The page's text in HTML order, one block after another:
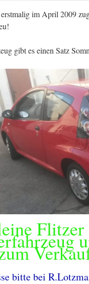
im April 2009
gibt es einen Satz
Flitzer
bitte bei